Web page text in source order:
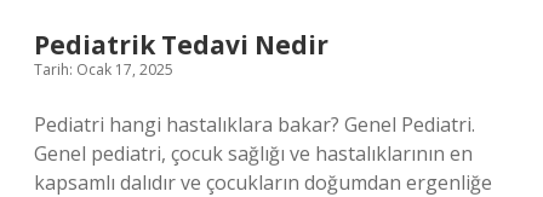
Pediatrik Tedavi Nedir
Tarih: Ocak 17, 2025
Pediatri hangi hastalıklara bakar? Genel Pediatri.
Genel pediatri, çocuk sağlığı ve hastalıklarının en
kapsamlı dalıdır ve çocukların doğumdan ergenliğe